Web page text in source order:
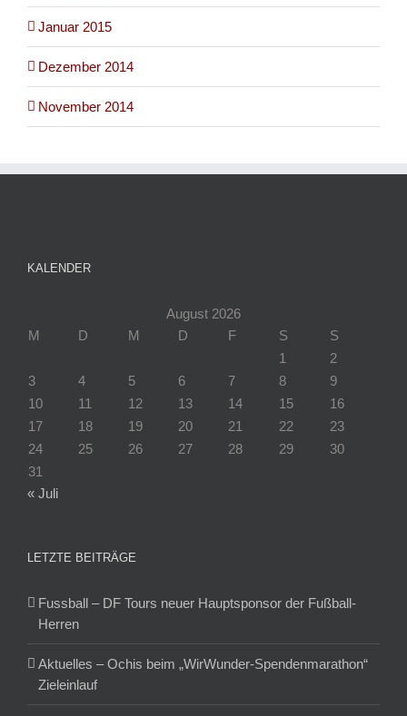
Januar 2015
Dezember 2014
November 2014
KALENDER
August 2026
M
D M D F S
S
1
2
3
4 5 6 7 8
9
10
11 12 13 14 15
16
17
18 19 20 21 22
23
24
25 26 27 28 29
30
31
« Juli
LETZTE BEITRÄGE
Fussball – DF Tours neuer Hauptsponsor der Fußball-
Herren
Aktuelles – Ochis beim „WirWunder-Spendenmarathon“
Zieleinlauf